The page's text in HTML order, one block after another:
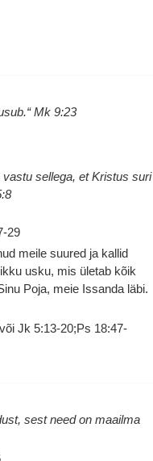
Mk 9:23
sellega, et Kristus suri
29
meile suured ja kallid
usku, mis ületab kõik
Poja, meie Issanda läbi.
Jk 5:13-20;Ps 18:47-
sest need on maailma